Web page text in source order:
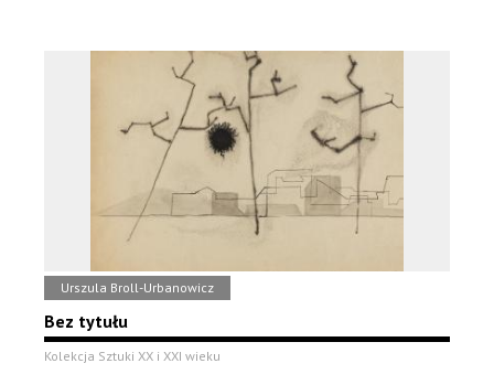
Urszula Broll-Urbanowicz
Bez tytułu
Kolekcja Sztuki XX i XXI wieku